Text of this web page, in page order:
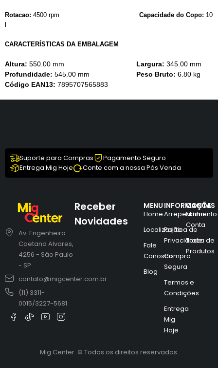
Rotacao: 4500 rpm Capacidade do Copo: 10
CARACTERÍSTICAS DA EMBALAGEM
Altura: 550.00 mm Largura: 345.00 mm
Profundidade: 545.00 mm Peso Bruto: 6.80 kg
Código EAN13: 7895707565883
Suporte para Compras
Pagamento Seguro
Entrega Mig Hoje
Conte com a nossa Pós Venda
Av. Engenheiro
Caetano Alvares,
4256 - São Paulo
- SP
contato@migcenter.com.br
(11) 3311-
0015/3227-5681
MENU
Home
Localização
Fale
Conosco
Blog
INFORMAÇÕES
Arrependimento
Política de
Privacidade
Compra
Segura
Termos e
Condições
Entrega
Mig
Hoje
CONTA
Minha
Conta
Troca de
Produtos
Receber
Novidades
Mig Center. © Todos os direitos reservados.